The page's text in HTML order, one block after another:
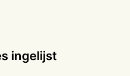
ingelijst